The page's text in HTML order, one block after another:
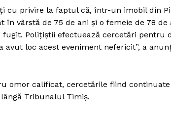
cu privire la faptul că, într-un imobil din
în vârstă de 75 de ani şi o femeie de 78
Poliţiştii efectuează cercetări pentru
loc acest eveniment nefericit”, a
omor calificat, cercetările fiind continuate
Tribunalul Timiş.